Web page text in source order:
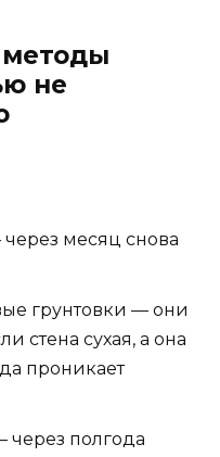
не
месяц снова
грунтовки — они
стена сухая, а она
проникает
через полгода